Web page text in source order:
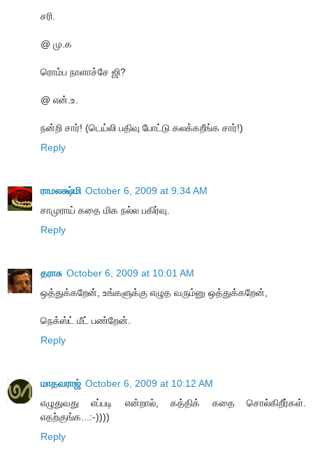
சரி.
@ மு.க
ரொம்ப நாளாச்சே ஜி?
@ என்.உ.
நன்றி சார்! (டெய்லி பதிவு போட்டு கலக்கறீங்க சார்!)
Reply
ராமலக்ஷ்மி October 6, 2009 at 9:34 AM
சாமுராய் கதை மிக நல்ல பகிர்வு.
Reply
தராசு October 6, 2009 at 10:01 AM
ஒத்துக்கறேன், உங்களுக்கு எழுத வரும்னு ஒத்துக்கறேன்,
நெக்ஸ்ட் மீட் பண்றேன்.
Reply
மாதவராஜ் October 6, 2009 at 10:12 AM
எழுதுவது எப்படி என்றால், கத்திக் கதை சொல்கிறீர்கள்.
எதற்குங்க...:-))))
Reply